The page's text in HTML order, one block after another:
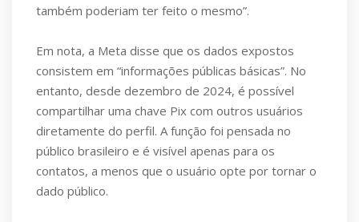
também poderiam ter feito o mesmo”.
Em nota, a Meta disse que os dados expostos
consistem em “informações públicas básicas”. No
entanto, desde dezembro de 2024, é possível
compartilhar uma chave Pix com outros usuários
diretamente do perfil. A função foi pensada no
público brasileiro e é visível apenas para os
contatos, a menos que o usuário opte por tornar o
dado público.